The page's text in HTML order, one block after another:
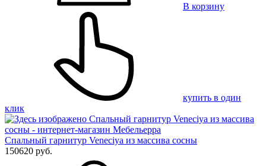
В корзину
купить в один
клик
Спальный гарнитур Veneciya из массива сосны
150620 руб.